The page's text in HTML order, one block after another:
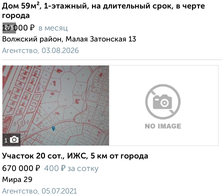
2/5
Дом 59м², 1-этажный, на длительный срок, в черте
города
10 000 ₽ в месяц
Волжский район, Малая Затонская 13
Агентство, 03.08.2026
1
Участок 20 сот., ИЖС, 5 км от города
670 000 ₽ 400 ₽ за сотку
Мира 29
Агентство, 05.07.2021